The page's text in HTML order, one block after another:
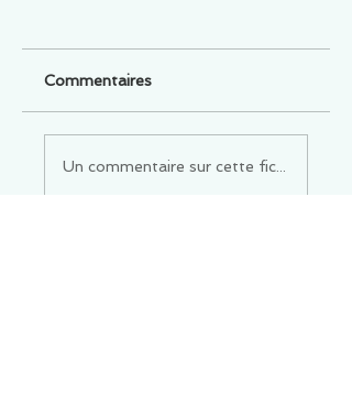
Commentaires
Un commentaire sur cette fiche ou cet